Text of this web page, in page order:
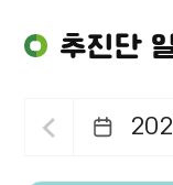
추진단